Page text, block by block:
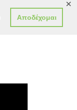
Αποδέχομαι
✕